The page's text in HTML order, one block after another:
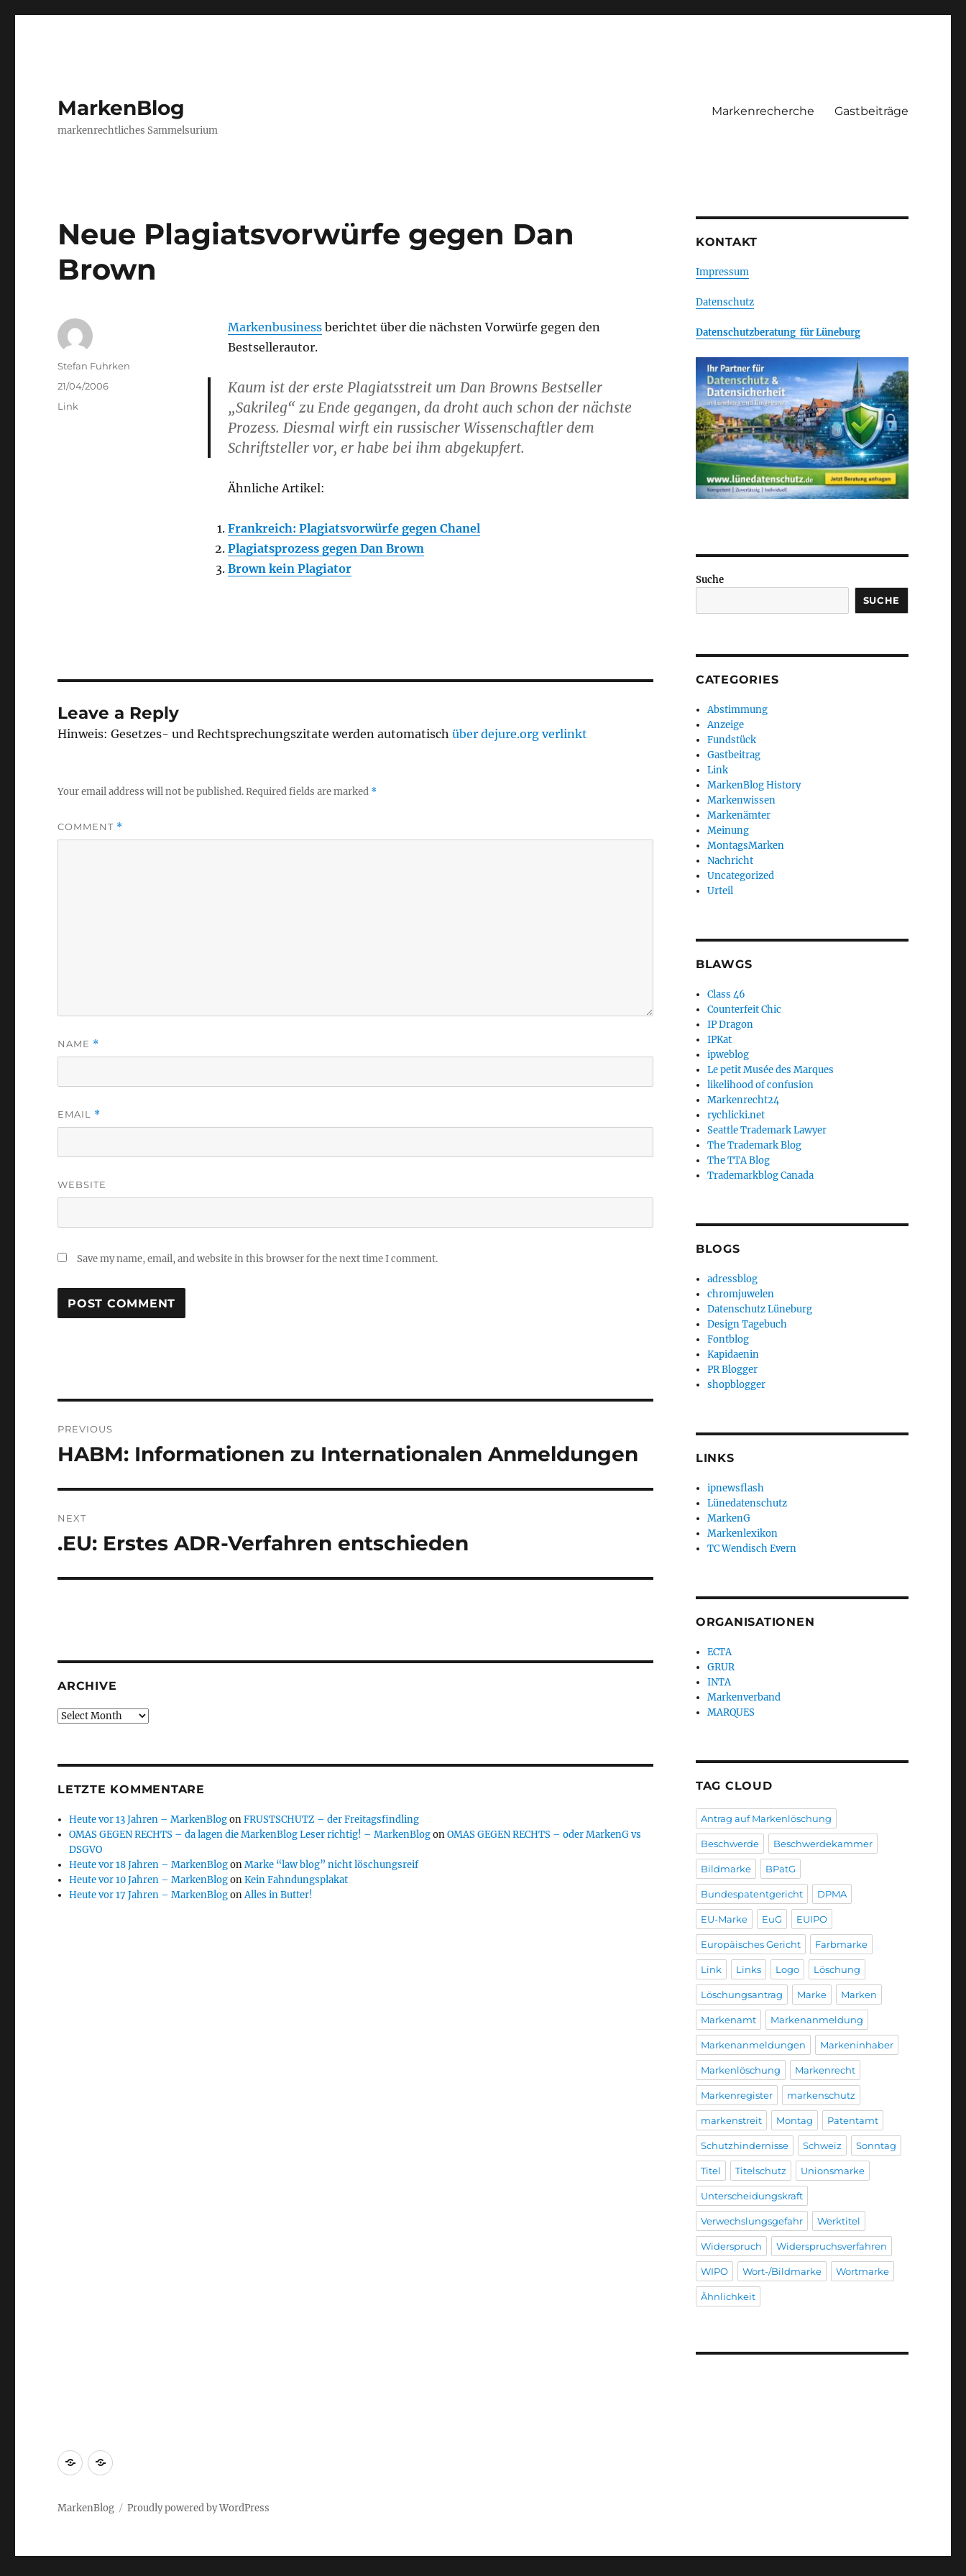
MarkenBlog
markenrechtliches Sammelsurium
Markenrecherche Gastbeiträge
Neue Plagiatsvorwürfe gegen Dan
Brown
Markenbusinessberichtet über die nächsten Vorwürfe gegen den
Bestsellerautor.
Kaum ist der erste Plagiatsstreit um Dan Browns Bestseller
„Sakrileg“ zu Ende gegangen, da droht auch schon der nächste
Prozess. Diesmal wirft ein russischer Wissenschaftler dem
Schriftsteller vor, er habe bei ihm abgekupfert.
Ähnliche Artikel:
Frankreich: Plagiatsvorwürfe gegen Chanel
Plagiatsprozess gegen Dan Brown
Brown kein Plagiator
Author
Stefan Fuhrken
Posted
on
21/04/2006
Categories
Link
Leave a Reply
Hinweis: Gesetzes- und Rechtsprechungszitate werden automatischüber dejure.org verlinkt
Your email address will not be published.Required fields are marked *
COMMENT *
NAME *
EMAIL *
WEBSITE
Save my name, email, and website in this browser for the next time I comment.
navigation
PREVIOUS
Previous
HABM: Informationen zu Internationalen Anmeldungen
NEXT
Next
.EU: Erstes ADR-Verfahren entschieden
ARCHIVE
Archive
LETZTE KOMMENTARE
Heute vor 13 Jahren – MarkenBlogonFRUSTSCHUTZ – der Freitagsfindling
OMAS GEGEN RECHTS – da lagen die MarkenBlog Leser richtig! – MarkenBlogonOMAS GEGEN RECHTS – oder MarkenG vs
DSGVO
Heute vor 18 Jahren – MarkenBlogonMarke “law blog” nicht löschungsreif
Heute vor 10 Jahren – MarkenBlogonKein Fahndungsplakat
Heute vor 17 Jahren – MarkenBlogonAlles in Butter!
KONTAKT
Impressum
Datenschutz
Datenschutzberatung für Lüneburg
Suche
SUCHE
CATEGORIES
Abstimmung
Anzeige
Fundstück
Gastbeitrag
Link
MarkenBlog History
Markenwissen
Markenämter
Meinung
MontagsMarken
Nachricht
Uncategorized
Urteil
BLAWGS
Class 46
Counterfeit Chic
IP Dragon
IPKat
ipweblog
Le petit Musée des Marques
likelihood of confusion
Markenrecht24
rychlicki.net
Seattle Trademark Lawyer
The Trademark Blog
The TTA Blog
Trademarkblog Canada
BLOGS
adressblog
chromjuwelen
Datenschutz Lüneburg
Design Tagebuch
Fontblog
Kapidaenin
PR Blogger
shopblogger
LINKS
ipnewsflash
Lünedatenschutz
MarkenG
Markenlexikon
TC Wendisch Evern
ORGANISATIONEN
ECTA
GRUR
INTA
Markenverband
MARQUES
TAG CLOUD
Antrag auf Markenlöschung
Beschwerde Beschwerdekammer
Bildmarke BPatG
Bundespatentgericht DPMA
EU-Marke EuG EUIPO
Europäisches Gericht Farbmarke
Link Links Logo Löschung
Löschungsantrag Marke Marken
Markenamt Markenanmeldung
Markenanmeldungen Markeninhaber
Markenlöschung Markenrecht
Markenregister markenschutz
markenstreit Montag Patentamt
Schutzhindernisse Schweiz Sonntag
Titel Titelschutz Unionsmarke
Unterscheidungskraft
Verwechslungsgefahr Werktitel
Widerspruch Widerspruchsverfahren
WIPO Wort-/Bildmarke Wortmarke
Ähnlichkeit
Markenrecherche
Gastbeiträge
MarkenBlog Proudly powered by WordPress